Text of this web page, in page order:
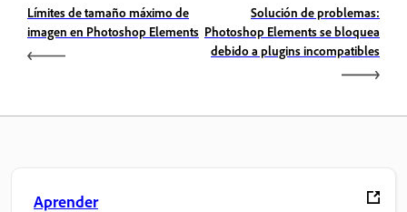
Límites de tamaño máximo de
imagen en Photoshop Elements
Solución de problemas:
Photoshop Elements se bloquea
debido a plugins incompatibles
Aprender